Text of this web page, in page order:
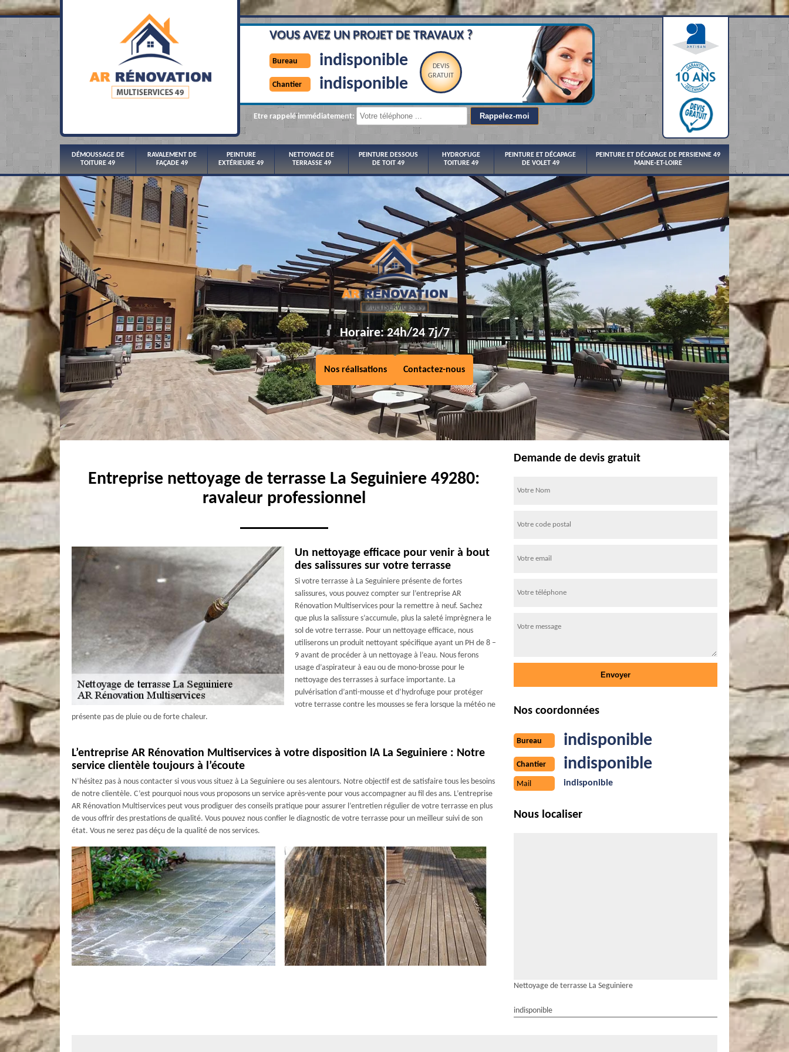
VOUS AVEZ UN PROJET DE TRAVAUX ?
Bureau indisponible
Chantier indisponible
DEVIS
GRATUIT
Etre rappelé immédiatement:
DÉMOUSSAGE DE
TOITURE 49
RAVALEMENT DE
FAÇADE 49
PEINTURE
EXTÉRIEURE 49
NETTOYAGE DE
TERRASSE 49
PEINTURE DESSOUS
DE TOIT 49
HYDROFUGE
TOITURE 49
PEINTURE ET DÉCAPAGE
DE VOLET 49
PEINTURE ET DÉCAPAGE DE PERSIENNE 49
MAINE-ET-LOIRE
Horaire: 24h/24 7j/7
Nos réalisations Contactez-nous
Entreprise nettoyage de terrasse La Seguiniere 49280:
ravaleur professionnel
Un nettoyage efficace pour venir à bout
des salissures sur votre terrasse
Si votre terrasse à La Seguiniere présente de fortes
salissures, vous pouvez compter sur l’entreprise AR
Rénovation Multiservices pour la remettre à neuf. Sachez
que plus la salissure s’accumule, plus la saleté imprègnera le
sol de votre terrasse. Pour un nettoyage efficace, nous
utiliserons un produit nettoyant spécifique ayant un PH de 8 –
9 avant de procéder à un nettoyage à l’eau. Nous ferons
usage d’aspirateur à eau ou de mono-brosse pour le
nettoyage des terrasses à surface importante. La
pulvérisation d’anti-mousse et d’hydrofuge pour protéger
votre terrasse contre les mousses se fera lorsque la météo ne
présente pas de pluie ou de forte chaleur.
L’entreprise AR Rénovation Multiservices à votre disposition lA La Seguiniere : Notre
service clientèle toujours à l’écoute
N’hésitez pas à nous contacter si vous vous situez à La Seguiniere ou ses alentours. Notre objectif est de satisfaire tous les besoins
de notre clientèle. C’est pourquoi nous vous proposons un service après-vente pour vous accompagner au fil des ans. L’entreprise
AR Rénovation Multiservices peut vous prodiguer des conseils pratique pour assurer l’entretien régulier de votre terrasse en plus
de vous offrir des prestations de qualité. Vous pouvez nous confier le diagnostic de votre terrasse pour un meilleur suivi de son
état. Vous ne serez pas déçu de la qualité de nos services.
Demande de devis gratuit
Nos coordonnées
Bureau indisponible
Chantier indisponible
Mail indisponible
Nous localiser
Nettoyage de terrasse La Seguiniere
indisponible